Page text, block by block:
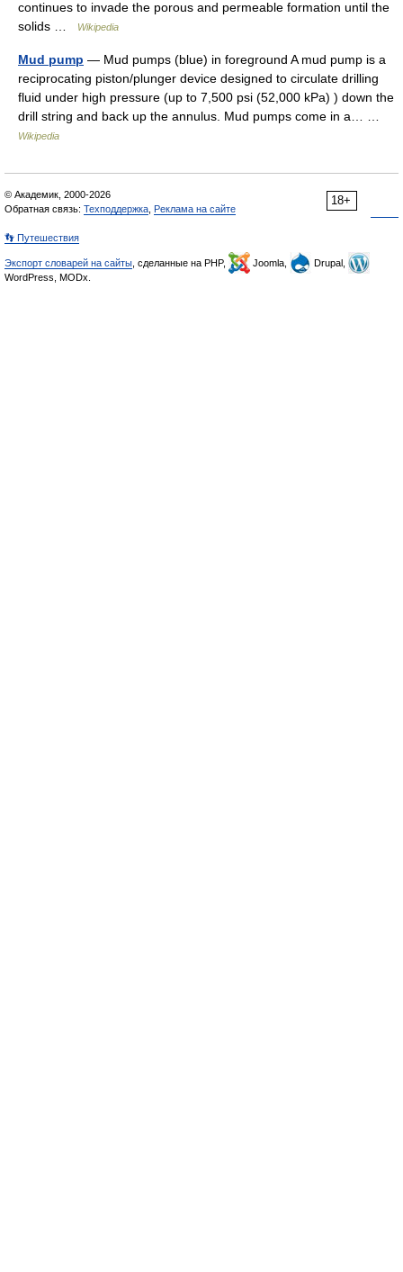
continues to invade the porous and permeable formation until the
solids …
Wikipedia
Mud pump — Mud pumps (blue) in foreground A mud pump is a
reciprocating piston/plunger device designed to circulate drilling
fluid under high pressure (up to 7,500 psi (52,000 kPa) ) down the
drill string and back up the annulus. Mud pumps come in a… …
Wikipedia
18+
© Академик, 2000-2026
Обратная связь: Техподдержка Реклама на сайте
👣 Путешествия
Экспорт словарей на сайты , сделанные на PHP, Joomla,
Drupal,
WordPress, MODx.